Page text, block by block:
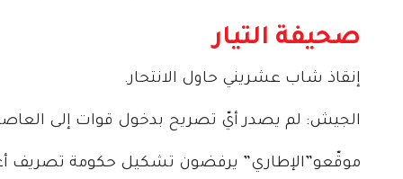
صحيفة التيار
إنقاذ شاب عشريني حاول الانتحار.
الجيش: لم يصدر أيّ تصريح بدخول قوات إلى
موقّعو”الإطاري” يرفضون تشكيل حكومة تصريف